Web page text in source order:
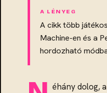
A cikk több
Machine-en és a
hordozható
éhány dolog,